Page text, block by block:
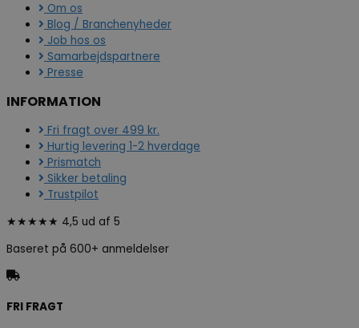
Om os
Blog / Branchenyheder
Job hos os
Samarbejdspartnere
Presse
INFORMATION
Fri fragt over 499 kr.
Hurtig levering 1-2 hverdage
Prismatch
Sikker betaling
Trustpilot
★★★★★ 4,5 ud af 5
Baseret på 600+ anmeldelser
FRI FRAGT